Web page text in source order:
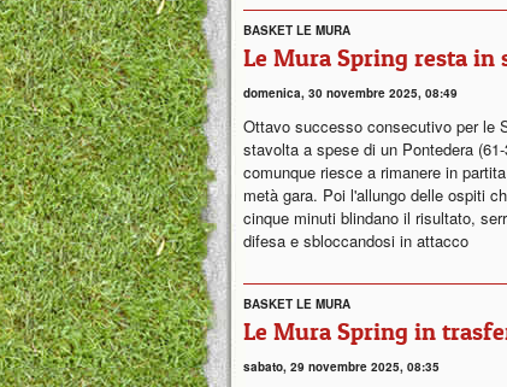
BASKET LE MURA
Le Mura Spring resta in
domenica, 30 novembre 2025, 08:49
Ottavo successo consecutivo per le
stavolta a spese di un Pontedera
comunque riesce a rimanere in
metà gara. Poi l'allungo delle ospiti
cinque minuti blindano il risultato,
difesa e sbloccandosi in attacco
BASKET LE MURA
Le Mura Spring in
sabato, 29 novembre 2025, 08:35